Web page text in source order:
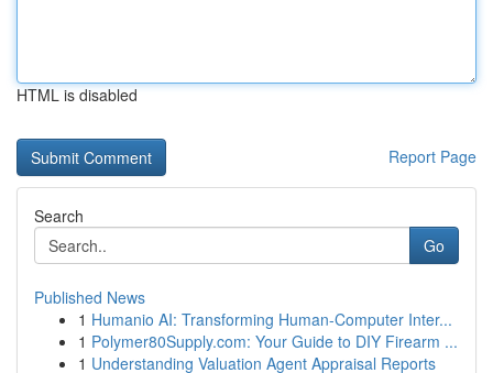
HTML is disabled
Report Page
Search
Go
Published News
1 Humanio AI: Transforming Human-Computer Inter...
1 Polymer80Supply.com: Your Guide to DIY Firearm ...
1 Understanding Valuation Agent Appraisal Reports